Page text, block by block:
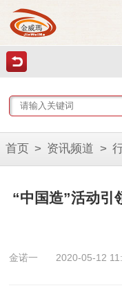
首页 > 资讯频道 >
“中国造”活动引
金诺一 2020-05-12